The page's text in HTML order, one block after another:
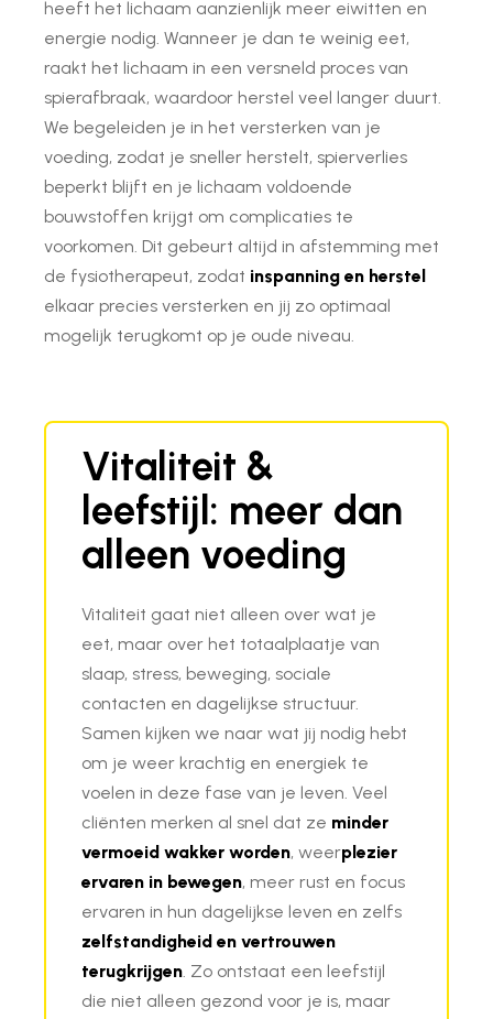
heeft het lichaam aanzienlijk meer eiwitten en
energie nodig. Wanneer je dan te weinig eet,
raakt het lichaam in een versneld proces van
spierafbraak, waardoor herstel veel langer duurt.
We begeleiden je in het versterken van je
voeding, zodat je sneller herstelt, spierverlies
beperkt blijft en je lichaam voldoende
bouwstoffen krijgt om complicaties te
voorkomen. Dit gebeurt altijd in afstemming met
de fysiotherapeut, zodat inspanning en herstel
elkaar precies versterken en jij zo optimaal
mogelijk terugkomt op je oude niveau.
Vitaliteit &
leefstijl: meer dan
alleen voeding
Vitaliteit gaat niet alleen over wat je
eet, maar over het totaalplaatje van
slaap, stress, beweging, sociale
contacten en dagelijkse structuur.
Samen kijken we naar wat jij nodig hebt
om je weer krachtig en energiek te
voelen in deze fase van je leven. Veel
cliënten merken al snel dat ze minder
vermoeid wakker worden, weerplezier
ervaren in bewegen, meer rust en focus
ervaren in hun dagelijkse leven en zelfs
zelfstandigheid en vertrouwen
terugkrijgen. Zo ontstaat een leefstijl
die niet alleen gezond voor je is, maar